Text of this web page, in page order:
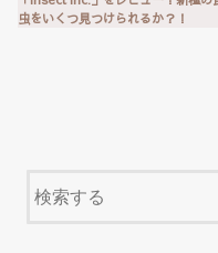
虫をいくつ見つけられるか？！